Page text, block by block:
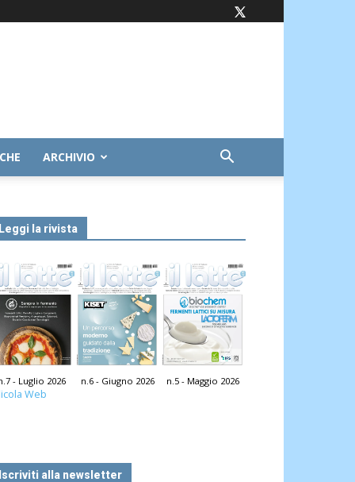
ARCHIVIO
Leggi la rivista
- Luglio 2026 n.6 - Giugno 2026 n.5 - Maggio 2026
Web
Iscriviti alla newsletter